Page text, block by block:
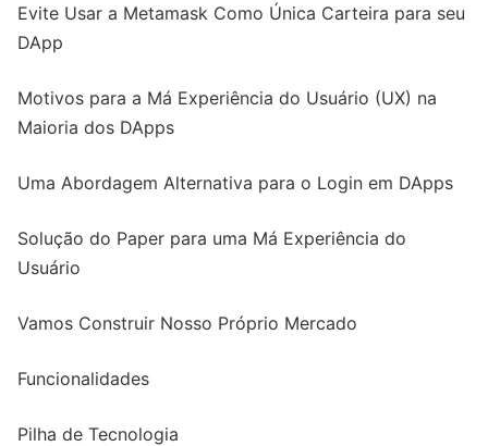
Evite Usar a Metamask Como Única Carteira para seu
DApp
Motivos para a Má Experiência do Usuário (UX) na
Maioria dos DApps
Uma Abordagem Alternativa para o Login em DApps
Solução do Paper para uma Má Experiência do
Usuário
Vamos Construir Nosso Próprio Mercado
Funcionalidades
Pilha de Tecnologia